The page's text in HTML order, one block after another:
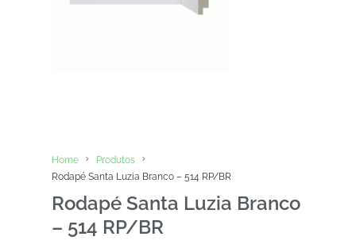
Home
Produtos
Rodapé Santa Luzia Branco – 514 RP/BR
Rodapé Santa Luzia Branco
– 514 RP/BR